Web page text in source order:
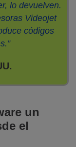
lo devuelven.
Videojet
códigos
un
el